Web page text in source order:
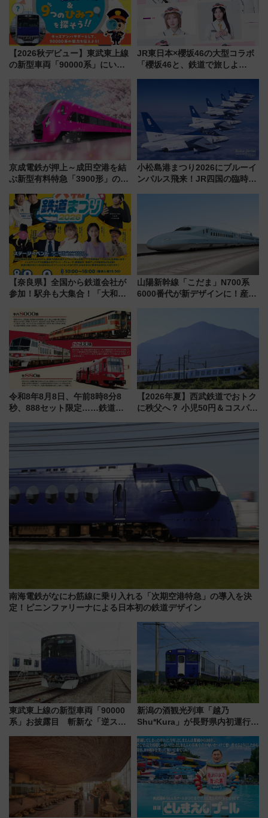
【2026秋デビュー】東武東上線
の新型車両「90000系」にいち
向け先行試乗会でキッズアンバ
サダーになろう
JR東日本×櫻坂46の大型コラボ
「櫻坂46と、鉄道で旅しよ
京成電鉄が押上～成田空港を結
ぶ新型有料特急「3900形」のコ
募集も実施
小松島港まつり2026にブルーイ
ンパルス飛来！JR四国の臨時ダ
【奈良県】全国から鉄道会社が
参加！駅弁も大集合！「大和鉄
に開催決定
山陽新幹線「こだま」N700系
6000番代が新デザインに！産学
令和8年8月8日、午前8時8分8
秒、888セット限定……鉄道各
【2026年夏】西武鉄道でおトク
に秩父へ？ 小児50円＆コスパ最
族旅行！ 深夜の正丸トンネル探
検や特急ラビューも
南海電鉄がなにわ筋線に乗り入れる「次期空港特急」の導入を決
定！ピニンファリーナによる日本初の鉄道デザイン
東武東上線の新型車両「90000
系」お披露目 斬新な「逆スラ
新潟の酒観光列車「越乃
Shu*Kura」が長野県内初運行！
別企画